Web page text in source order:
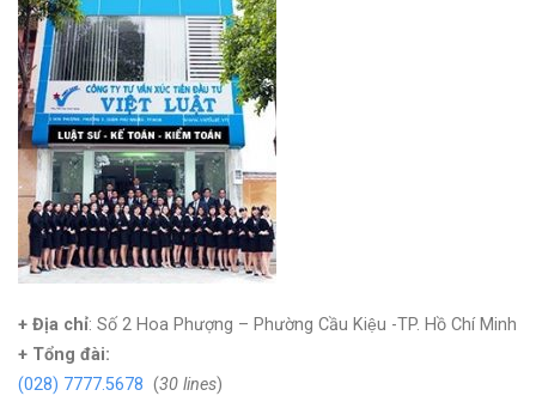
+ Địa chỉ: Số 2 Hoa Phượng – Phường Cầu Kiệu -TP. Hồ Chí Minh
+ Tổng đài:
(028) 7777.5678 (30 lines)